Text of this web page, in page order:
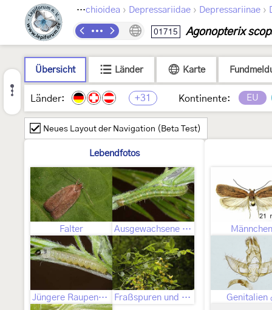
Lepidoptera› Gelechioidea › Depressariidae › Depressariinae ›
01715 Agonopterix
Übersicht Länder Karte
Länder: +31 Kontinente: EU
Neues Layout der Navigation (Beta Test)
Lebendfotos
Falter Ausgewachsene Raupe
Jüngere Raupenstadien Fraßspuren und Befallsbild
Männchen
Genitalien